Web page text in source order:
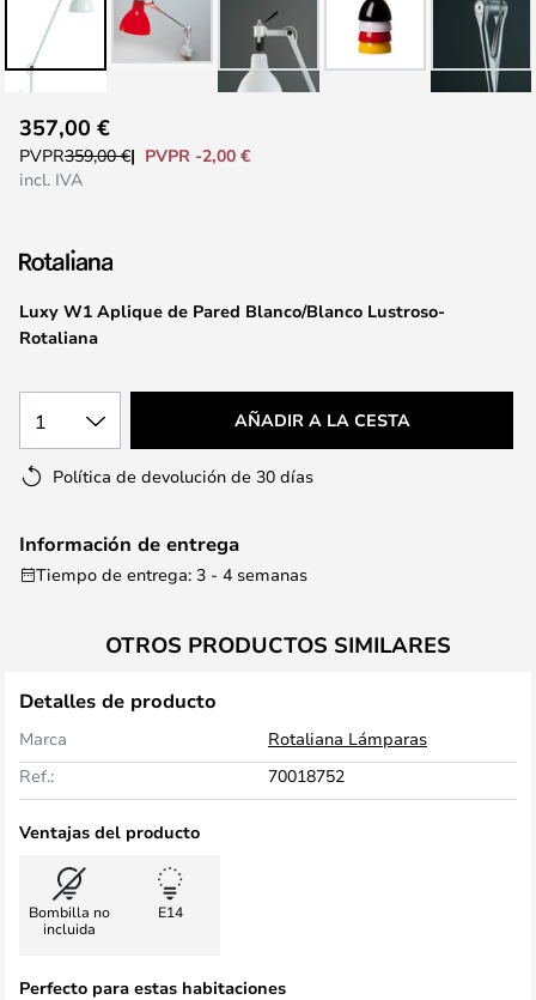
al
comienzo
galería
imágenes
Luxy W1 Aplique de Pared Blanco/Blanco Lustroso-
Rotaliana
357,00 €
PVPR359,00 €
PVPR -2,00 €
incl. IVA
1 AÑADIR A LA CESTA
Política de devolución de 30 días
Información de entrega
Tiempo de entrega: 3 - 4 semanas
OTROS PRODUCTOS SIMILARES
Detalles de producto
Marca
Rotaliana Lámparas
Ref.:
70018752
Ventajas del producto
Bombilla no
incluida
E14
Perfecto para estas habitaciones